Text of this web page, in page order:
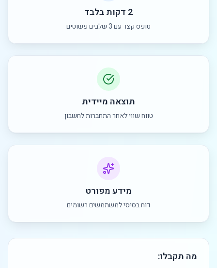
2 דקות בלבד
טופס קצר עם 3 שלבים פשוטים
תוצאה מיידית
טווח שווי לאחר התחברות לחשבון
מידע מפורט
דוח בסיסי למשתמשים רשומים
מה תקבלו: